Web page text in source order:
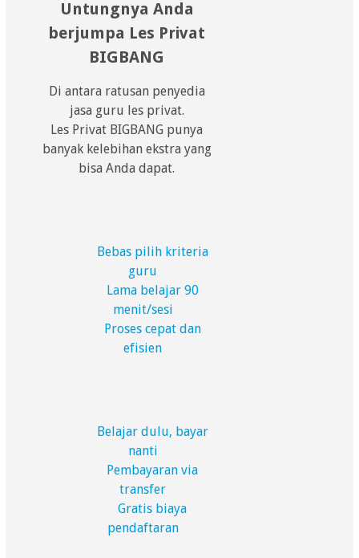
Untungnya Anda
berjumpa Les Privat
BIGBANG
Di antara ratusan penyedia
jasa guru les privat.
Les Privat BIGBANG punya
banyak kelebihan ekstra yang
bisa Anda dapat.
Bebas pilih kriteria
guru
Lama belajar 90
menit/sesi
Proses cepat dan
efisien
Belajar dulu, bayar
nanti
Pembayaran via
transfer
Gratis biaya
pendaftaran